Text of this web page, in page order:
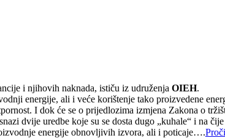
i njihovih naknada, ističu iz udruženja OIEH.
energije, ali i veće korištenje tako proizvedene
I dok će se o prijedlozima izmjena Zakona o
dvije uredbe koje su se dosta dugo „kuhale“ i na čije
energije obnovljivih izvora, ali i poticaje….